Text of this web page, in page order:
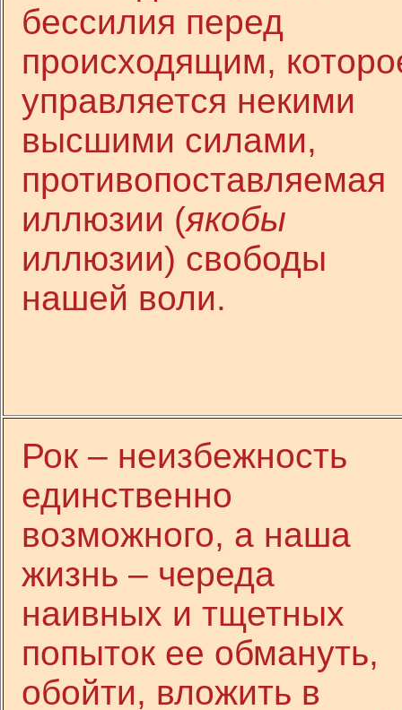
бессилия перед
происходящим,
управляется некими
высшими силами,
противопоставляемая
иллюзии (якобы
иллюзии) свободы
нашей воли.
Рок – неизбежность
единственно
возможного, а наша
жизнь – череда
наивных и тщетных
попыток ее обмануть,
обойти, вложить в